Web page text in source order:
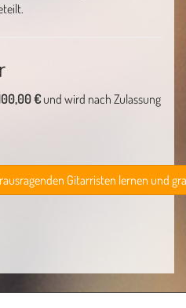
€und wird nach Zulassung
Gitarristen lernen und